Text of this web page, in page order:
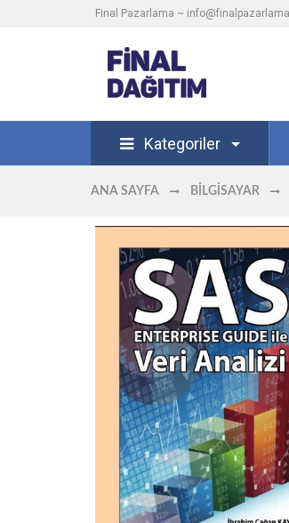
Final Pazarlama ~
Kategoriler
ANA SAYFA BILGISAYAR